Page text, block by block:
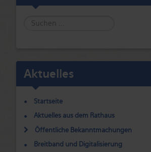
Suche
Aktuelles
Startseite
Aktuelles aus dem Rathaus
Öffentliche Bekanntmachungen
Breitband und Digitalisierung